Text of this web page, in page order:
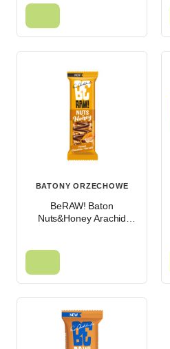
BATONY ORZECHOWE
BeRAW! Baton
Nuts&Honey Arachid